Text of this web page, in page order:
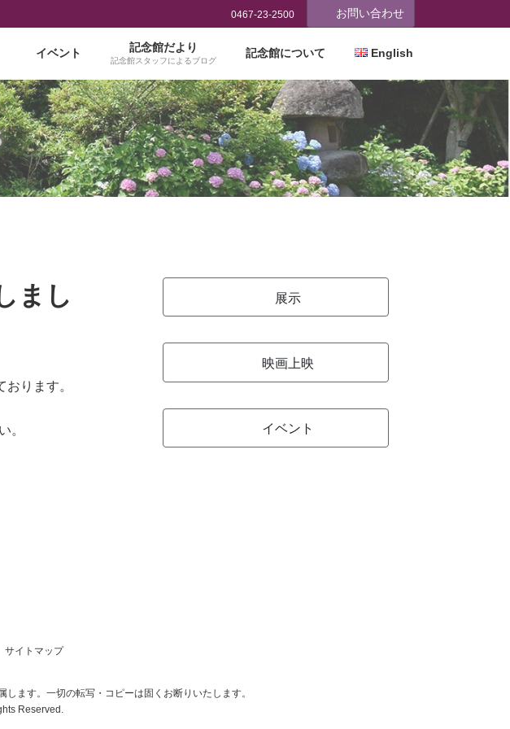
0467-23-2500 お問い合わせ
イベント 記念館だより
記念館スタッフによるブログ
記念館について English
まし
ります。
。
展示
映画上映
イベント
サイトマップ
ます。一切の転写・コピーは固くお断りいたします。
Reserved.